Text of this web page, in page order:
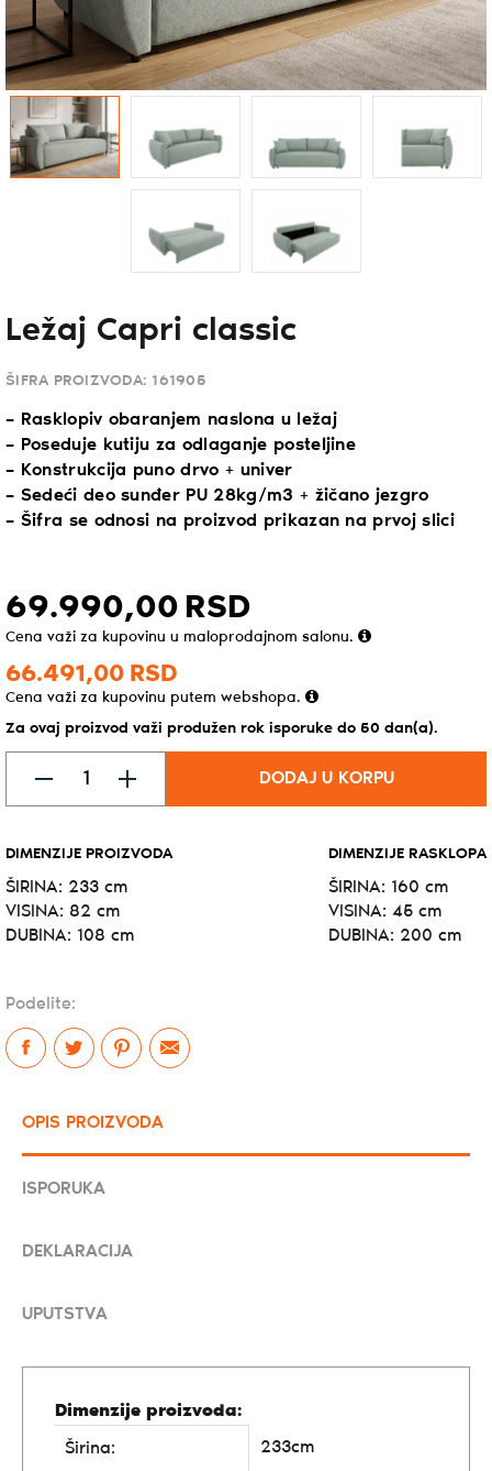
Ležaj Capri classic
ŠIFRA PROIZVODA: 161905
– Rasklopiv obaranjem naslona u ležaj
– Poseduje kutiju za odlaganje posteljine
– Konstrukcija puno drvo + univer
– Sedeći deo sunđer PU 28kg/m3 + žičano jezgro
– Šifra se odnosi na proizvod prikazan na prvoj slici
69.990,00 RSD
Cena važi za kupovinu u maloprodajnom salonu.
66.491,00 RSD
Cena važi za kupovinu putem webshopa.
Za ovaj proizvod važi produžen rok isporuke do 50 dan(a).
DODAJ U KORPU
DIMENZIJE PROIZVODA
ŠIRINA: 233 cm
VISINA: 82 cm
DUBINA: 108 cm
DIMENZIJE RASKLOPA
ŠIRINA: 160 cm
VISINA: 45 cm
DUBINA: 200 cm
Podelite:
OPIS PROIZVODA
ISPORUKA
DEKLARACIJA
UPUTSTVA
Dimenzije proizvoda:
Širina:
233cm